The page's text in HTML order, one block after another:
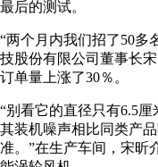
最后的测试。
“两个月内我们招了50多
技股份有限公司董事长
订单量上涨了30％。
“别看它的直径只有6.5
其装机噪声相比同类产
准。”在生产车间，宋